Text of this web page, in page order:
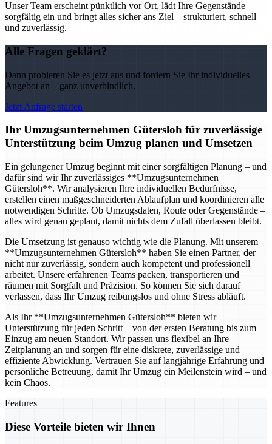
Unser Team erscheint pünktlich vor Ort, lädt Ihre Gegenstände
sorgfältig ein und bringt alles sicher ans Ziel – strukturiert, schnell
und zuverlässig.
Alle Fragen geklärt?
Dann probieren Sie es jetzt aus und fordern Sie Ihr individuelles
Angebot an – ganz unverbindlich.
Jetzt Anfrage starten
Ihr Umzugsunternehmen Gütersloh für zuverlässige
Unterstützung beim Umzug planen und Umsetzen
Ein gelungener Umzug beginnt mit einer sorgfältigen Planung – und
dafür sind wir Ihr zuverlässiges **Umzugsunternehmen
Gütersloh**. Wir analysieren Ihre individuellen Bedürfnisse,
erstellen einen maßgeschneiderten Ablaufplan und koordinieren alle
notwendigen Schritte. Ob Umzugsdaten, Route oder Gegenstände –
alles wird genau geplant, damit nichts dem Zufall überlassen bleibt.
Die Umsetzung ist genauso wichtig wie die Planung. Mit unserem
**Umzugsunternehmen Gütersloh** haben Sie einen Partner, der
nicht nur zuverlässig, sondern auch kompetent und professionell
arbeitet. Unsere erfahrenen Teams packen, transportieren und
räumen mit Sorgfalt und Präzision. So können Sie sich darauf
verlassen, dass Ihr Umzug reibungslos und ohne Stress abläuft.
Als Ihr **Umzugsunternehmen Gütersloh** bieten wir
Unterstützung für jeden Schritt – von der ersten Beratung bis zum
Einzug am neuen Standort. Wir passen uns flexibel an Ihre
Zeitplanung an und sorgen für eine diskrete, zuverlässige und
effiziente Abwicklung. Vertrauen Sie auf langjährige Erfahrung und
persönliche Betreuung, damit Ihr Umzug ein Meilenstein wird – und
kein Chaos.
Features
Diese Vorteile bieten wir Ihnen